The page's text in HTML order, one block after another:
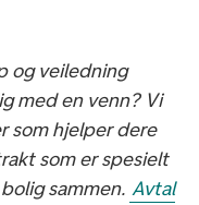
og veiledning
med en venn? Vi
som hjelper dere
som er spesielt
sammen. Avtal